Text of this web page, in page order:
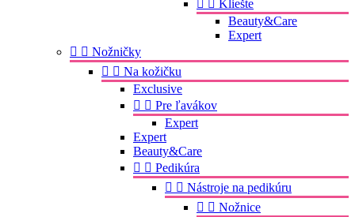
  Kliešte
Beauty&Care
Expert
  Nožničky
  Na kožičku
Exclusive
  Pre ľavákov
Expert
Expert
Beauty&Care
  Pedikúra
  Nástroje na pedikúru
  Nožnice